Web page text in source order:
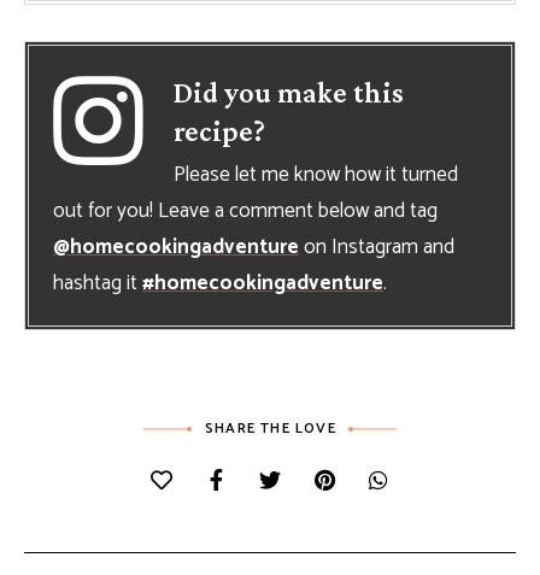
Did you make this
recipe?
Please let me know how it turned
out for you! Leave a comment below and tag
@homecookingadventureon Instagram and
hashtag it#homecookingadventure.
SHARE THE LOVE